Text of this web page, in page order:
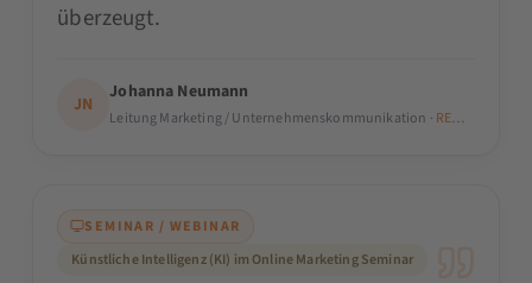
überzeugt.
JN
Johanna Neumann
Leitung Marketing / Unternehmenskommunikation · REMONDIS-
SEMINAR / WEBINAR
Künstliche Intelligenz (KI) im Online Marketing Seminar